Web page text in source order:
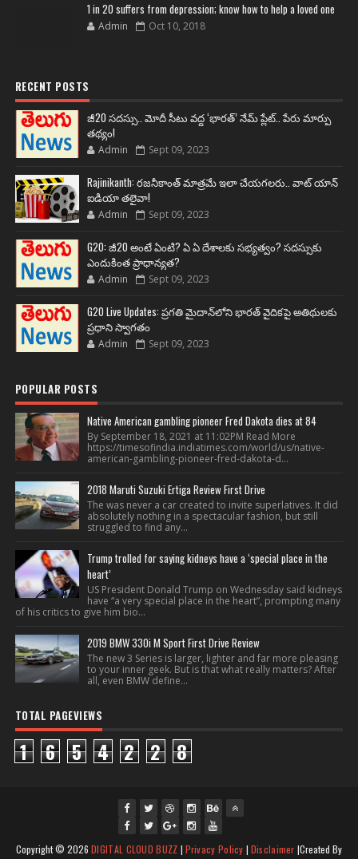
1 in 20 suffers from depression; know how to help a loved one
Admin Oct 10, 2018
RECENT POSTS
జీ20 సదస్సు.. మోదీ సీటు వద్ద ‘భారత్’ నేమ్ ప్లేట్‌.. పేరు మార్పు
తథ్యం!
Admin Sept 09, 2023
Rajinikanth: రజనీకాంత్ మాత్రమే ఇలా చేయగలరు.. వాట్ యాన్
ఐడియా తలైవా!
Admin Sept 09, 2023
G20: జీ20 అంటే ఏంటి? ఏ ఏ దేశాలకు సభ్యత్వం? సదస్సుకు
ఎందుకింత ప్రాధాన్యత?
Admin Sept 09, 2023
G20 Live Updates: ప్రగతి మైదాన్‌లోని భారత్ వైదికపై అతిథులకు
ప్రధాని స్వాగతం
Admin Sept 09, 2023
POPULAR POSTS
Native American gambling pioneer Fred Dakota dies at 84
By September 18, 2021 at 11:02PM Read More
https://timesofindia.indiatimes.com/world/us/native-
american-gambling-pioneer-fred-dakota-d...
2018 Maruti Suzuki Ertiga Review First Drive
The was never a car created to invite superlatives. It did
absolutely nothing in a spectacular fashion, but still
struggled to find any...
Trump trolled for saying kidneys have a ‘special place in the
heart’
US President Donald Trump on Wednesday said kidneys
have “a very special place in the heart”, prompting many
of his critics to give him bio...
2019 BMW 330i M Sport First Drive Review
The new 3 Series is larger, lighter and far more pleasing
to your inner geek. But is that what really matters? After
all, even BMW define...
TOTAL PAGEVIEWS
1 6 5 4 2 2 8
fac twi
gpl ins
you
Copyright ©2026DIGITAL CLOUD BUZZ | Privacy Policy | Disclaimer |Created By